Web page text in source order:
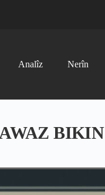
Analîz Nerîn
BIKIN